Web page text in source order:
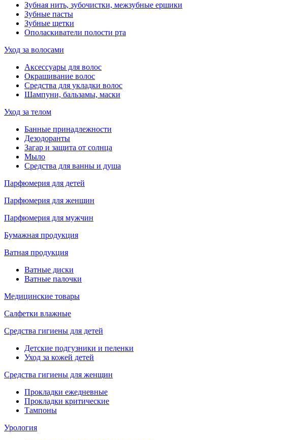
Зубная нить, зубочистки, межзубные ершики
Зубные пасты
Зубные щетки
Ополаскиватели полости рта
Уход за волосами
Аксессуары для волос
Окрашивание волос
Средства для укладки волос
Шампуни, бальзамы, маски
Уход за телом
Банные принадлежности
Дезодоранты
Загар и защита от солнца
Мыло
Средства для ванны и душа
Парфюмерия для детей
Парфюмерия для женщин
Парфюмерия для мужчин
Бумажная продукция
Ватная продукция
Ватные диски
Ватные палочки
Медицинские товары
Салфетки влажные
Средства гигиены для детей
Детские подгузники и пеленки
Уход за кожей детей
Средства гигиены для женщин
Прокладки ежедневные
Прокладки критические
Тампоны
Урология